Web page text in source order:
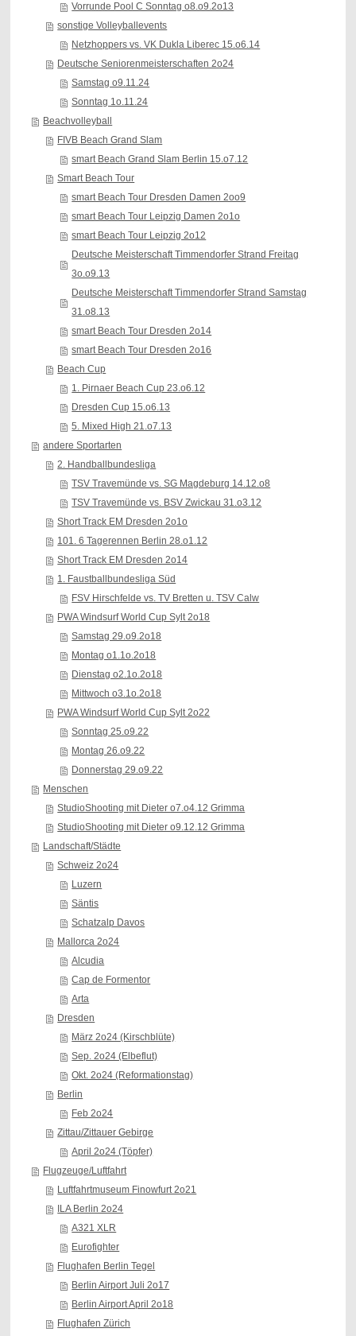
Vorrunde Pool C Sonntag o8.o9.2o13
sonstige Volleyballevents
Netzhoppers vs. VK Dukla Liberec 15.o6.14
Deutsche Seniorenmeisterschaften 2o24
Samstag o9.11.24
Sonntag 1o.11.24
Beachvolleyball
FIVB Beach Grand Slam
smart Beach Grand Slam Berlin 15.o7.12
Smart Beach Tour
smart Beach Tour Dresden Damen 2oo9
smart Beach Tour Leipzig Damen 2o1o
smart Beach Tour Leipzig 2o12
Deutsche Meisterschaft Timmendorfer Strand Freitag
3o.o9.13
Deutsche Meisterschaft Timmendorfer Strand Samstag
31.o8.13
smart Beach Tour Dresden 2o14
smart Beach Tour Dresden 2o16
Beach Cup
1. Pirnaer Beach Cup 23.o6.12
Dresden Cup 15.o6.13
5. Mixed High 21.o7.13
andere Sportarten
2. Handballbundesliga
TSV Travemünde vs. SG Magdeburg 14.12.o8
TSV Travemünde vs. BSV Zwickau 31.o3.12
Short Track EM Dresden 2o1o
101. 6 Tagerennen Berlin 28.o1.12
Short Track EM Dresden 2o14
1. Faustballbundesliga Süd
FSV Hirschfelde vs. TV Bretten u. TSV Calw
PWA Windsurf World Cup Sylt 2o18
Samstag 29.o9.2o18
Montag o1.1o.2o18
Dienstag o2.1o.2o18
Mittwoch o3.1o.2o18
PWA Windsurf World Cup Sylt 2o22
Sonntag 25.o9.22
Montag 26.o9.22
Donnerstag 29.o9.22
Menschen
StudioShooting mit Dieter o7.o4.12 Grimma
StudioShooting mit Dieter o9.12.12 Grimma
Landschaft/Städte
Schweiz 2o24
Luzern
Säntis
Schatzalp Davos
Mallorca 2o24
Alcudia
Cap de Formentor
Arta
Dresden
März 2o24 (Kirschblüte)
Sep. 2o24 (Elbeflut)
Okt. 2o24 (Reformationstag)
Berlin
Feb 2o24
Zittau/Zittauer Gebirge
April 2o24 (Töpfer)
Flugzeuge/Luftfahrt
Luftfahrtmuseum Finowfurt 2o21
ILA Berlin 2o24
A321 XLR
Eurofighter
Flughafen Berlin Tegel
Berlin Airport Juli 2o17
Berlin Airport April 2o18
Flughafen Zürich